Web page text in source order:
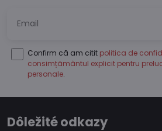
Confirm că am citit politica de
consimțământul explicit pentru
personale.
Dôležité odkazy